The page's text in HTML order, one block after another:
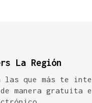
La Región
las que más te
manera gratuita